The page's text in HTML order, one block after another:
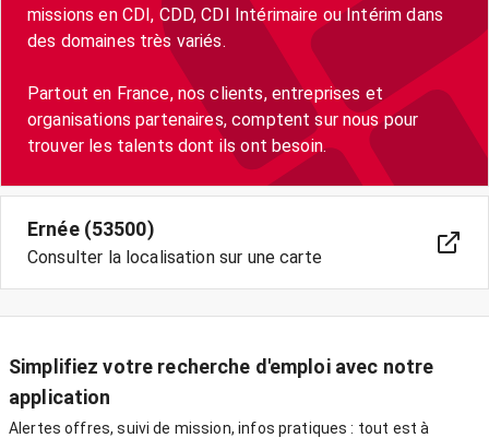
missions en CDI, CDD, CDI Intérimaire ou Intérim dans
des domaines très variés.
Partout en France, nos clients, entreprises et
organisations partenaires, comptent sur nous pour
trouver les talents dont ils ont besoin.
Ernée (53500)
Consulter la localisation sur une carte
Simplifiez votre recherche d'emploi avec notre
application
Alertes offres, suivi de mission, infos pratiques : tout est à